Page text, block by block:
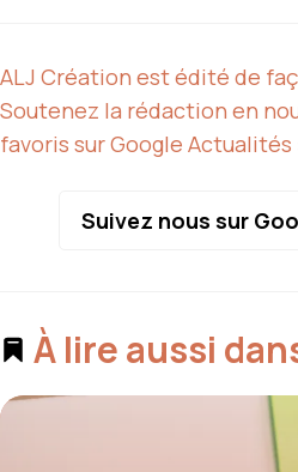
ALJ Création est édité de
Soutenez la rédaction en
favoris sur Google Actualités
Suivez nous sur
À lire aussi